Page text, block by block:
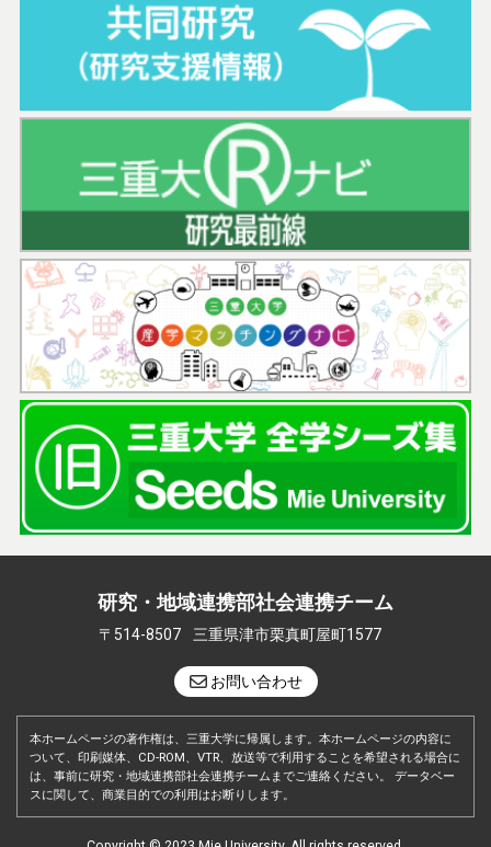
研究・地域連携部社会連携チーム
〒514-8507 三重県津市栗真町屋町1577
お問い合わせ
本ホームページの著作権は、三重大学に帰属します。本ホームページの内容に
ついて、印刷媒体、CD-ROM、VTR、放送等で利用することを希望される場合に
は、事前に研究・地域連携部社会連携チームまでご連絡ください。 データベー
スに関して、商業目的での利用はお断りします。